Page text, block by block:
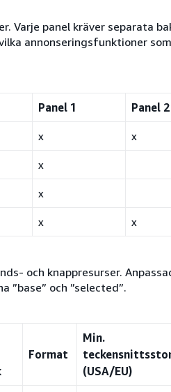
Varje panel kräver separata
annonseringsfunktioner
Panel 1 Panel 2
x x
x
x
x x
och knappresurser.
”base” och ”selected”.
Format
Min.
(USA/EU)